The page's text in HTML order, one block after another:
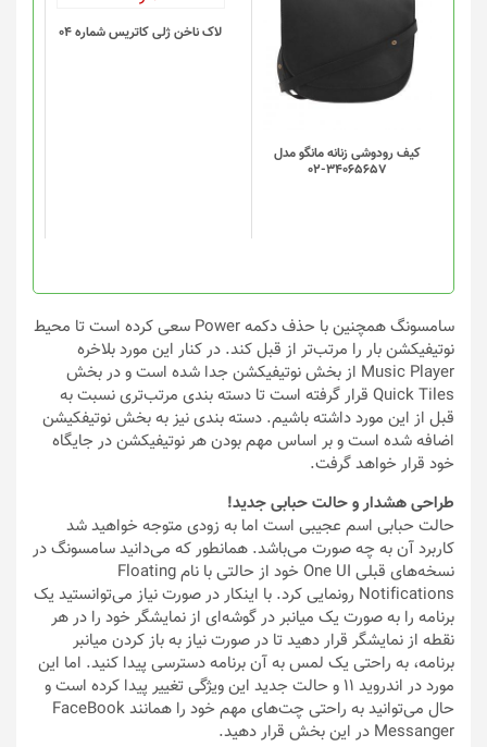
کیف رودوشی زنانه مانگو مدل
34065657-02
لاک ناخن ژلی کاتریس شماره 04
سامسونگ همچنین با حذف دکمه Power سعی کرده است تا محیط
نوتیفیکشن بار را مرتب‌تر از قبل کند. در کنار این مورد بلاخره
Music Player از بخش نوتیفیکشن جدا شده است و در بخش
Quick Tiles قرار گرفته است تا دسته بندی مرتب‌تری نسبت به
قبل از این مورد داشته باشیم. دسته بندی نیز به بخش نوتیفکیشن
اضافه شده است و بر اساس مهم بودن هر نوتیفیکشن در جایگاه
خود قرار خواهد گرفت.
طراحی هشدار و حالت حبابی جدید!
حالت حبابی اسم عجیبی است اما به زودی متوجه خواهید شد
کاربرد آن به چه صورت می‌باشد. همانطور که می‌دانید سامسونگ در
نسخه‌های قبلی One UI خود از حالتی با نام Floating
Notifications رونمایی کرد. با اینکار در صورت نیاز می‌توانستید یک
برنامه را به صورت یک میانبر در گوشه‌ای از نمایشگر خود را در هر
نقطه از نمایشگر قرار دهید تا در صورت نیاز به باز کردن میانبر
برنامه، به راحتی یک لمس به آن برنامه دسترسی پیدا کنید. اما این
مورد در اندروید 11 و حالت جدید این ویژگی تغییر پیدا کرده است و
حال می‌توانید به راحتی چت‌های مهم خود را همانند FaceBook
Messanger در این بخش قرار دهید.